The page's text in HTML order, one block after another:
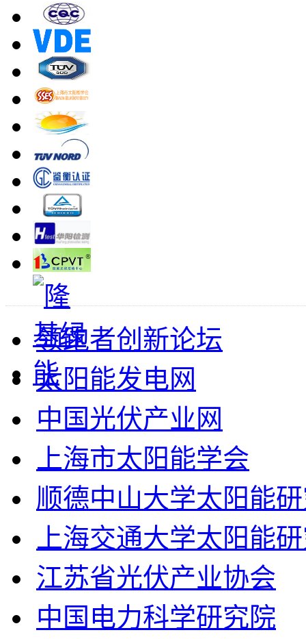
领跑者创新论坛
太阳能发电网
中国光伏产业网
上海市太阳能学会
顺德中山大学太阳能
上海交通大学太阳能
江苏省光伏产业协会
中国电力科学研究院